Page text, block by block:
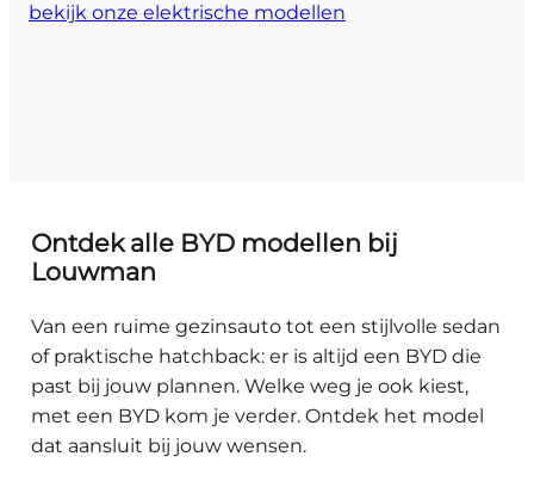
bekijk onze elektrische modellen
Ontdek alle BYD modellen bij
Louwman
Van een ruime gezinsauto tot een stijlvolle sedan
of praktische hatchback: er is altijd een BYD die
past bij jouw plannen. Welke weg je ook kiest,
met een BYD kom je verder. Ontdek het model
dat aansluit bij jouw wensen.